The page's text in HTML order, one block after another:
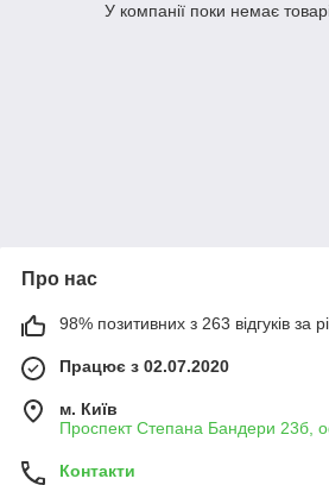
У компанії поки немає
Про нас
98% позитивних з 263 відгуків за
Працює з 02.07.2020
м. Київ
Проспект Степана Бандери 23б,
Контакти